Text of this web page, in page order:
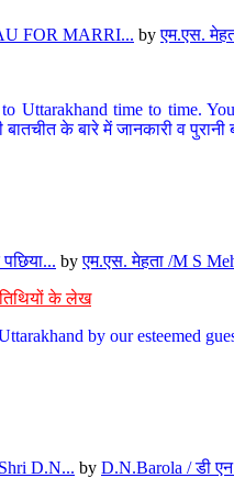
FOR MARRI... byएम.एस.
Uttarakhand time to time.
के बारे में जानकारी व
byएम.एस. मेहता /M S
के लेख
by our esteemed
D.N... by D.N.Barola / डी एन